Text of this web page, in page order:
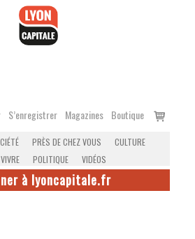
S’enregistrer Magazines Boutique
Voir
PRÈS DE CHEZ VOUS
CULTURE
POLITIQUE VIDÉOS
à lyoncapitale.fr